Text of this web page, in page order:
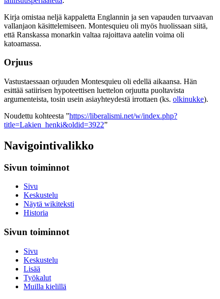
Kirja omistaa neljä kappaletta Englannin ja sen vapauden turvaavan
vallanjaon käsittelemiseen. Montesquieu oli myös huolissaan siitä,
että Ranskassa monarkin valtaa rajoittava aatelin voima oli
katoamassa.
Orjuus
Vastustaessaan orjuuden Montesquieu oli edellä aikaansa. Hän
esittää satiirisen hypoteettisen luettelon orjuutta puoltavista
argumenteista, tosin usein asiayhteydestä irrottaen (ks. olkinukke).
Noudettu kohteesta ”https://liberalismi.net/w/index.php?
title=Lakien_henki&oldid=3922”
Navigointivalikko
Sivun toiminnot
Sivu
Keskustelu
Näytä wikiteksti
Historia
Sivun toiminnot
Sivu
Keskustelu
Lisää
Työkalut
Muilla kielillä